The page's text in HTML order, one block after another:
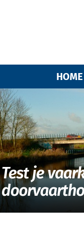
HOME
Test je